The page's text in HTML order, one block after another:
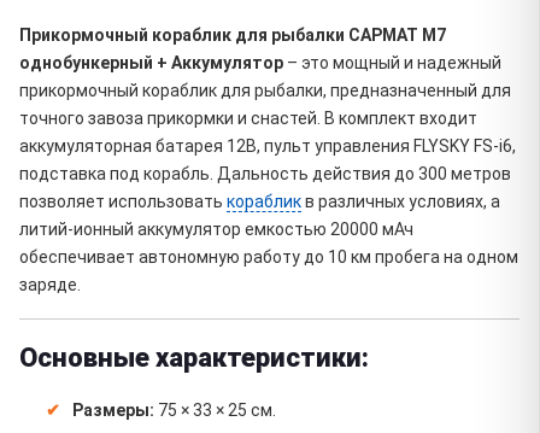
Прикормочный кораблик для рыбалки САРМАТ М7
однобункерный + Аккумулятор – это мощный и надежный
прикормочный кораблик для рыбалки, предназначенный для
точного завоза прикормки и снастей. В комплект входит
аккумуляторная батарея 12В, пульт управления FLYSKY FS-i6,
подставка под корабль. Дальность действия до 300 метров
позволяет использовать корабликв различных условиях, а
литий-ионный аккумулятор емкостью 20000 мАч
обеспечивает автономную работу до 10 км пробега на одном
заряде.
Основные характеристики:
Размеры: 75 × 33 × 25 см.